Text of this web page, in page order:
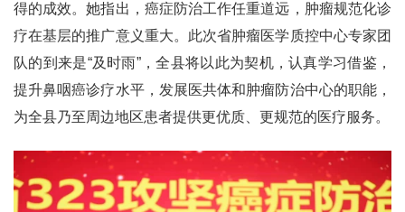
得的成效。她指出，癌症防治工作任重道远，肿瘤规范化诊
疗在基层的推广意义重大。此次省肿瘤医学质控中心专家团
队的到来是“及时雨”，全县将以此为契机，认真学习借鉴，
提升鼻咽癌诊疗水平，发展医共体和肿瘤防治中心的职能，
为全县乃至周边地区患者提供更优质、更规范的医疗服务。